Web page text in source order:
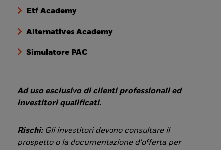
Etf Academy
Alternatives Academy
Simulatore PAC
Ad uso esclusivo di clienti professionali ed
investitori qualificati.
Rischi: Gli investitori devono consultare il
prospetto o la documentazione d'offerta per